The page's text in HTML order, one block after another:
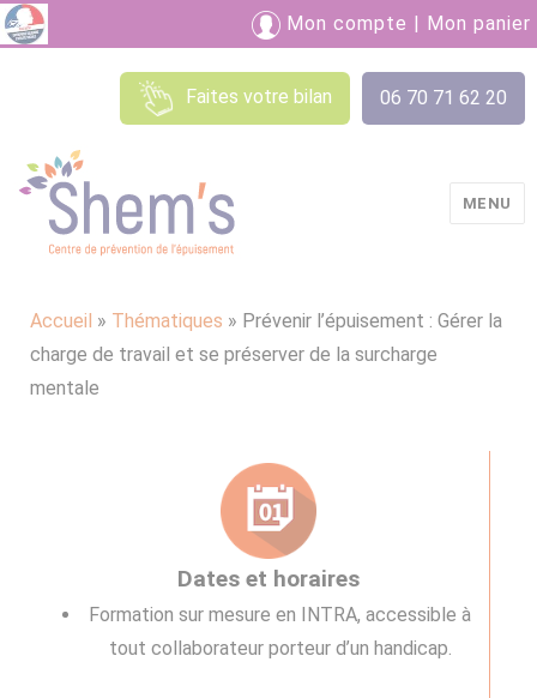
Mon compte | Mon panier
Faites votre bilan 06 70 71 62 20
MENU
Accueil » Thématiques » Prévenir l’épuisement : Gérer la
charge de travail et se préserver de la surcharge
mentale
Dates et horaires
Formation sur mesure en INTRA, accessible à
tout collaborateur porteur d’un handicap.